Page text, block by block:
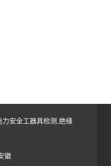
力安全工器具检测 绝缘
徽